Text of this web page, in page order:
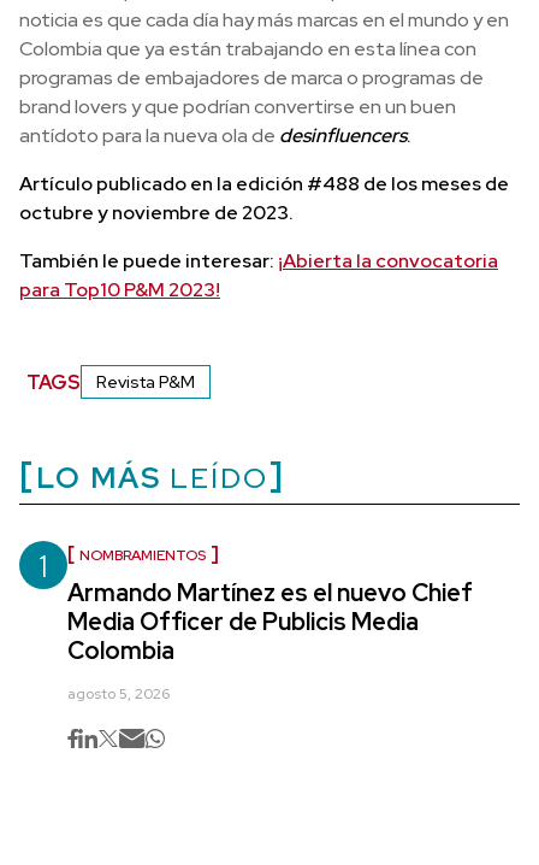
noticia es que cada día hay más marcas en el mundo y en
Colombia que ya están trabajando en esta línea con
programas de embajadores de marca o programas de
brand lovers y que podrían convertirse en un buen
antídoto para la nueva ola de desinfluencers.
Artículo publicado en la edición #488 de los meses de
octubre y noviembre de 2023.
También le puede interesar: ¡Abierta la convocatoria
para Top10 P&M 2023!
TAGS Revista P&M
LO MÁS LEÍDO
1 NOMBRAMIENTOS
Armando Martínez es el nuevo Chief
Media Officer de Publicis Media
Colombia
agosto 5, 2026